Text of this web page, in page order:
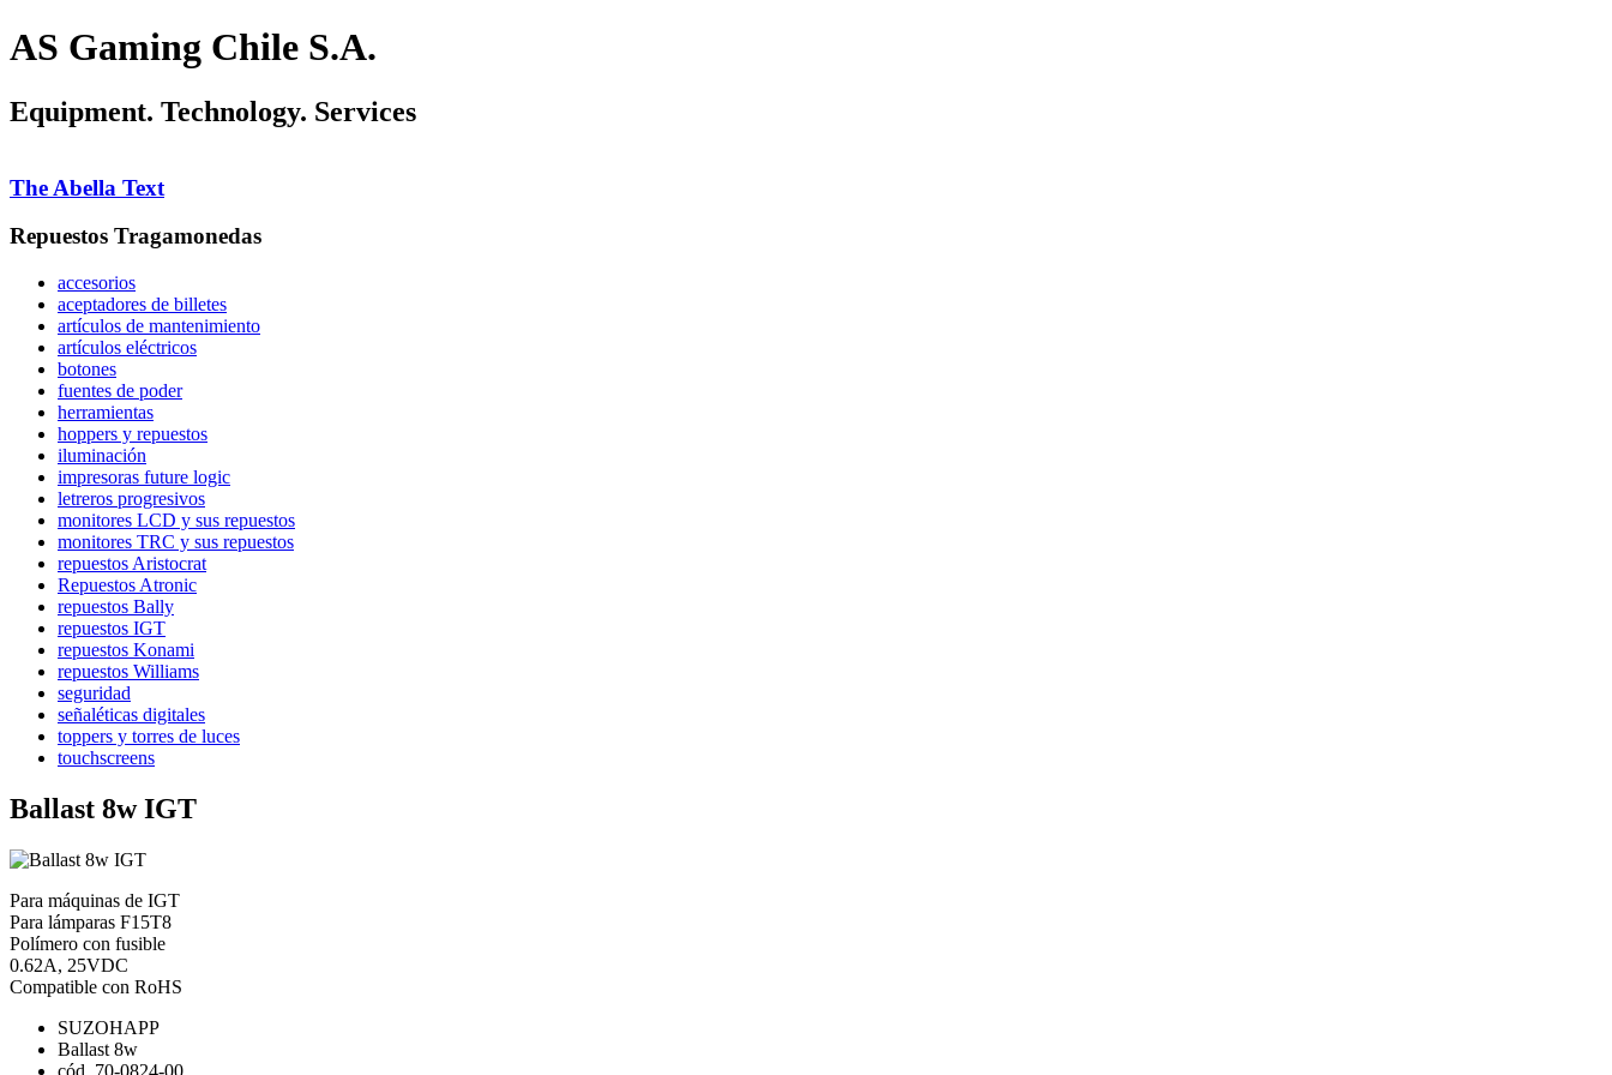
AS Gaming Chile S.A.
Equipment. Technology. Services
The Abella Text
Repuestos Tragamonedas
accesorios
aceptadores de billetes
artículos de mantenimiento
artículos eléctricos
botones
fuentes de poder
herramientas
hoppers y repuestos
iluminación
impresoras future logic
letreros progresivos
monitores LCD y sus repuestos
monitores TRC y sus repuestos
repuestos Aristocrat
Repuestos Atronic
repuestos Bally
repuestos IGT
repuestos Konami
repuestos Williams
seguridad
señaléticas digitales
toppers y torres de luces
touchscreens
Ballast 8w IGT
Para máquinas de IGT
Para lámparas F15T8
Polímero con fusible
0.62A, 25VDC
Compatible con RoHS
SUZOHAPP
Ballast 8w
cód. 70-0824-00